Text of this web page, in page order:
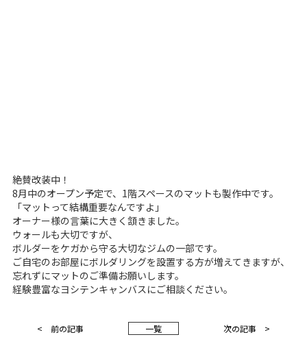
絶賛改装中！
8月中のオープン予定で、1階スペースのマットも製作中です。
「マットって結構重要なんですよ」
オーナー様の言葉に大きく頷きました。
ウォールも大切ですが、
ボルダーをケガから守る大切なジムの一部です。
ご自宅のお部屋にボルダリングを設置する方が増えてきますが、
忘れずにマットのご準備お願いします。
経験豊富なヨシテンキャンバスにご相談ください。
< 前の記事 一覧 次の記事 >